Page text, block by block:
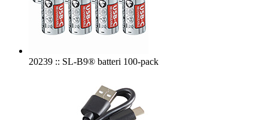
20239 :: SL-B9® batteri 100-pack